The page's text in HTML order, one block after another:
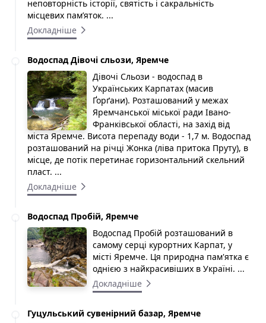
неповторність історії, святість і сакральність
місцевих пам’яток. ...
Докладніше
Водоспад Дівочі сльози, Яремче
Дівочі Сльози - водоспад в
Українських Карпатах (масив
Ґорґани). Розташований у межах
Яремчанської міської ради Івано-
Франківської області, на захід від
міста Яремче. Висота перепаду води - 1,7 м. Водоспад
розташований на річці Жонка (ліва притока Пруту), в
місце, де потік перетинає горизонтальний скельний
пласт. ...
Докладніше
Водоспад Пробій, Яремче
Водоспад Пробій розташований в
самому серці курортних Карпат, у
місті Яремче. Ця природна пам'ятка є
однією з найкрасивіших в Україні. ...
Докладніше
Гуцульський сувенірний базар, Яремче